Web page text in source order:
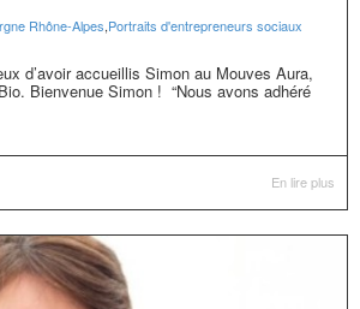
Rhône-Alpes,Portraits d'entrepreneurs sociaux
d’avoir accueillis Simon au Mouves Aura,
Bienvenue Simon ! “Nous avons adhéré
En lire plus